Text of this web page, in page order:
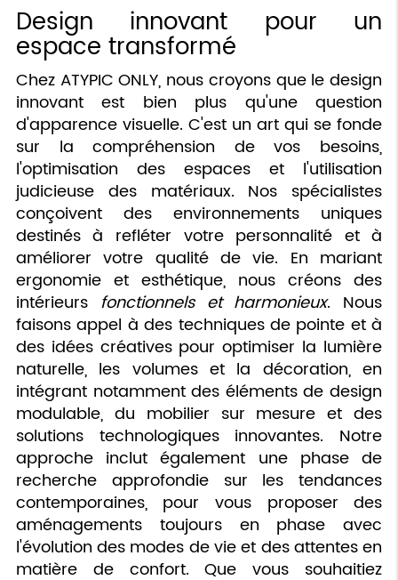
Design innovant pour un
espace transformé
Chez ATYPIC ONLY, nous croyons que le design
innovant est bien plus qu'une question
d'apparence visuelle. C'est un art qui se fonde
sur la compréhension de vos besoins,
l'optimisation des espaces et l'utilisation
judicieuse des matériaux. Nos spécialistes
conçoivent des environnements uniques
destinés à refléter votre personnalité et à
améliorer votre qualité de vie. En mariant
ergonomie et esthétique, nous créons des
intérieurs fonctionnels et harmonieux. Nous
faisons appel à des techniques de pointe et à
des idées créatives pour optimiser la lumière
naturelle, les volumes et la décoration, en
intégrant notamment des éléments de design
modulable, du mobilier sur mesure et des
solutions technologiques innovantes. Notre
approche inclut également une phase de
recherche approfondie sur les tendances
contemporaines, pour vous proposer des
aménagements toujours en phase avec
l'évolution des modes de vie et des attentes en
matière de confort. Que vous souhaitiez